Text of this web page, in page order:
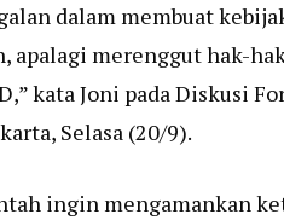
dalam membuat
apalagi merenggut hak-
kata Joni pada Diskusi
Selasa (20/9).
ingin mengamankan